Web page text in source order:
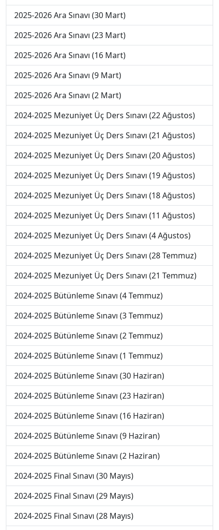
2025-2026 Ara Sınavı (30 Mart)
2025-2026 Ara Sınavı (23 Mart)
2025-2026 Ara Sınavı (16 Mart)
2025-2026 Ara Sınavı (9 Mart)
2025-2026 Ara Sınavı (2 Mart)
2024-2025 Mezuniyet Üç Ders Sınavı (22 Ağustos)
2024-2025 Mezuniyet Üç Ders Sınavı (21 Ağustos)
2024-2025 Mezuniyet Üç Ders Sınavı (20 Ağustos)
2024-2025 Mezuniyet Üç Ders Sınavı (19 Ağustos)
2024-2025 Mezuniyet Üç Ders Sınavı (18 Ağustos)
2024-2025 Mezuniyet Üç Ders Sınavı (11 Ağustos)
2024-2025 Mezuniyet Üç Ders Sınavı (4 Ağustos)
2024-2025 Mezuniyet Üç Ders Sınavı (28 Temmuz)
2024-2025 Mezuniyet Üç Ders Sınavı (21 Temmuz)
2024-2025 Bütünleme Sınavı (4 Temmuz)
2024-2025 Bütünleme Sınavı (3 Temmuz)
2024-2025 Bütünleme Sınavı (2 Temmuz)
2024-2025 Bütünleme Sınavı (1 Temmuz)
2024-2025 Bütünleme Sınavı (30 Haziran)
2024-2025 Bütünleme Sınavı (23 Haziran)
2024-2025 Bütünleme Sınavı (16 Haziran)
2024-2025 Bütünleme Sınavı (9 Haziran)
2024-2025 Bütünleme Sınavı (2 Haziran)
2024-2025 Final Sınavı (30 Mayıs)
2024-2025 Final Sınavı (29 Mayıs)
2024-2025 Final Sınavı (28 Mayıs)